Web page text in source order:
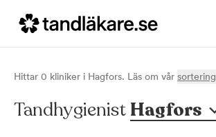
Hittar 0 kliniker i Hagfors. Läs om vår sortering
Tandhygienist Hagfors